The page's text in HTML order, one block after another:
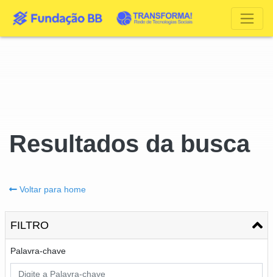
Resultados da busca
Voltar para home
FILTRO
Palavra-chave